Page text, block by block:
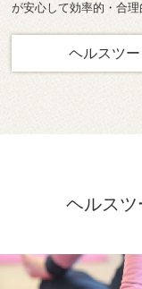
が安心して効率的・合
ヘルスツ
ヘルス